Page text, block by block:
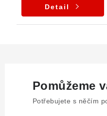
Detail
Pomůžeme
Potřebujete s něčím